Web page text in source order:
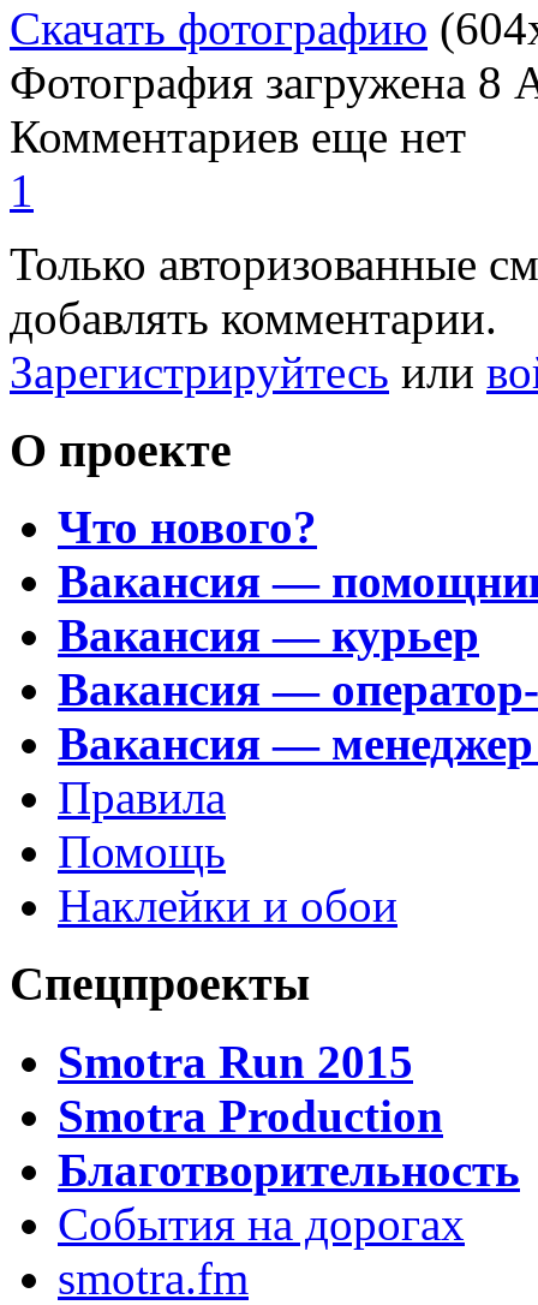
Скачать фотографию
Фотография загружена 8
Комментариев еще нет
1
Только авторизованные
добавлять комментарии.
Зарегистрируйтесь или
О проекте
Что нового?
Вакансия —
Вакансия — курьер
Вакансия —
Вакансия —
Правила
Помощь
Наклейки и обои
Спецпроекты
Smotra Run 2015
Smotra Production
Благотворительность
События на дорогах
smotra.fm